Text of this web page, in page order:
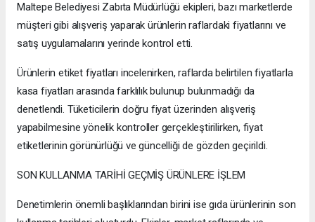
Maltepe Belediyesi Zabıta Müdürlüğü ekipleri, bazı marketlerde
müşteri gibi alışveriş yaparak ürünlerin raflardaki fiyatlarını ve
satış uygulamalarını yerinde kontrol etti.
Ürünlerin etiket fiyatları incelenirken, raflarda belirtilen fiyatlarla
kasa fiyatları arasında farklılık bulunup bulunmadığı da
denetlendi. Tüketicilerin doğru fiyat üzerinden alışveriş
yapabilmesine yönelik kontroller gerçekleştirilirken, fiyat
etiketlerinin görünürlüğü ve güncelliği de gözden geçirildi.
SON KULLANMA TARİHİ GEÇMİŞ ÜRÜNLERE İŞLEM
Denetimlerin önemli başlıklarından birini ise gıda ürünlerinin son